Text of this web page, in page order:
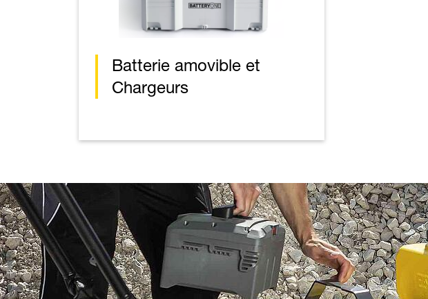
Batterie amovible et
Chargeurs
Une batterie,
d’utilisations.